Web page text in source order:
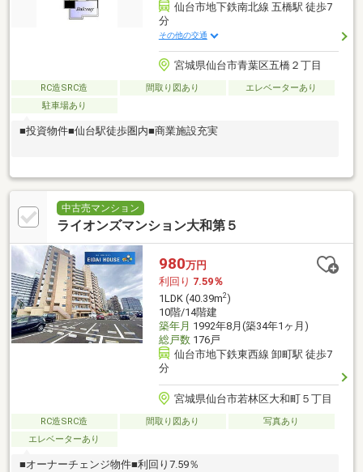
仙台市地下鉄南北線 五橋駅 徒歩7
分
その他の交通
宮城県仙台市青葉区五橋２丁目
RC造SRC造 間取り図あり
エレベーターあり
駐車場あり
■投資物件■仙台駅徒歩圏内■商業施設充実
中古売マンション
ライオンズマンション大和第５
980万円
利回り 7.59％
1LDK (40.39m2)
10階/14階建
築年月 1992年8月(築34年1ヶ月)
総戸数176戸
仙台市地下鉄東西線 卸町駅 徒歩7
分
宮城県仙台市若林区大和町５丁目
RC造SRC造 間取り図あり
写真あり
エレベーターあり
■オーナーチェンジ物件■利回り7.59％